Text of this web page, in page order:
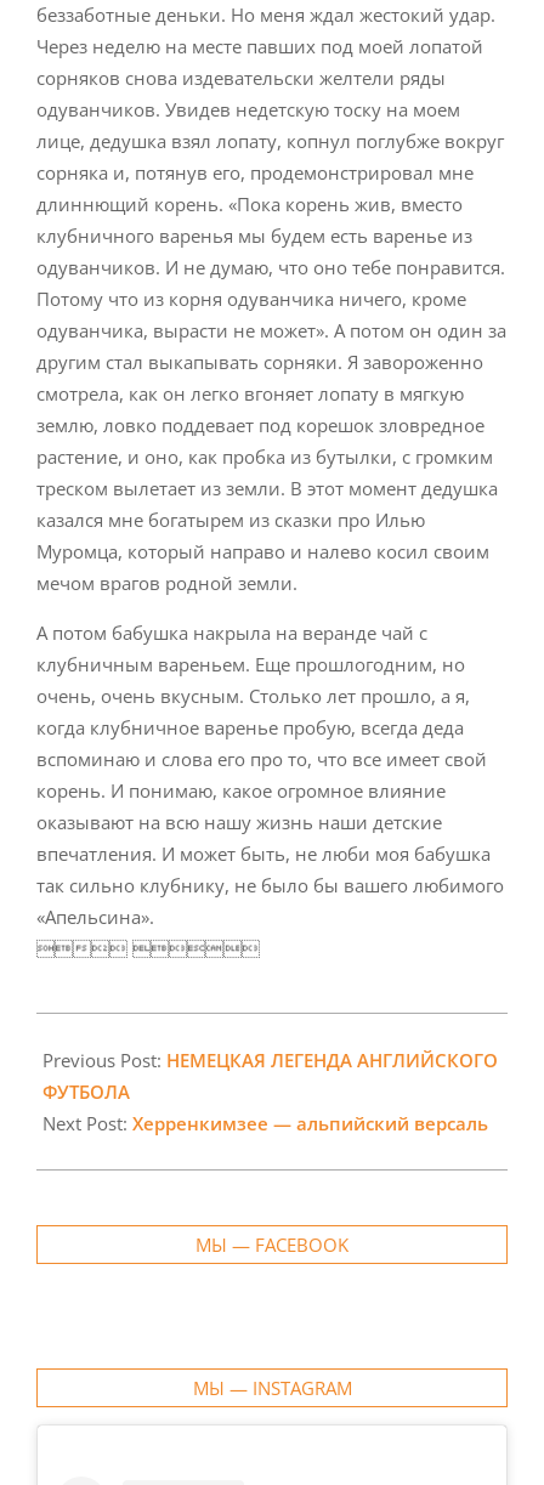
беззаботные деньки. Но меня ждал жестокий удар.
Через неделю на месте павших под моей лопатой
сорняков снова издевательски желтели ряды
одуванчиков. Увидев недетскую тоску на моем
лице, дедушка взял лопату, копнул поглубже вокруг
сорняка и, потянув его, продемонстрировал мне
длиннющий корень. «Пока корень жив, вместо
клубничного варенья мы будем есть варенье из
одуванчиков. И не думаю, что оно тебе понравится.
Потому что из корня одуванчика ничего, кроме
одуванчика, вырасти не может». А потом он один за
другим стал выкапывать сорняки. Я завороженно
смотрела, как он легко вгоняет лопату в мягкую
землю, ловко поддевает под корешок зловредное
растение, и оно, как пробка из бутылки, с громким
треском вылетает из земли. В этот момент дедушка
казался мне богатырем из сказки про Илью
Муромца, который направо и налево косил своим
мечом врагов родной земли.
А потом бабушка накрыла на веранде чай с
клубничным вареньем. Еще прошлогодним, но
очень, очень вкусным. Столько лет прошло, а я,
когда клубничное варенье пробую, всегда деда
вспоминаю и слова его про то, что все имеет свой
корень. И понимаю, какое огромное влияние
оказывают на всю нашу жизнь наши детские
впечатления. И может быть, не люби моя бабушка
так сильно клубнику, не было бы вашего любимого
«Апельсина».
 
04-
03
Previous Post: НЕМЕЦКАЯ ЛЕГЕНДА АНГЛИЙСКОГО
ФУТБОЛА
Next Post: Херренкимзее — альпийский версаль
МЫ — FACEBOOK
МЫ — INSTAGRAM